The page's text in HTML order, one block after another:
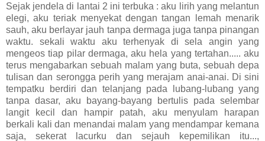
Sejak jendela di lantai 2 ini terbuka : aku lirih yang melantun
elegi, aku teriak menyekat dengan tangan lemah menarik
sauh, aku berlayar jauh tanpa dermaga juga tanpa pinangan
waktu. sekali waktu aku terhenyak di sela angin yang
mengeos tiap pilar dermaga, aku hela yang tertahan..... aku
terus mengabarkan sebuah malam yang buta, sebuah depa
tulisan dan serongga perih yang merajam anai-anai. Di sini
tempatku berdiri dan telanjang pada lubang-lubang yang
tanpa dasar, aku bayang-bayang bertulis pada selembar
langit kecil dan hampir patah, aku menyulam harapan
berkali kali dan menandai malam yang mendampar kemana
saja, sekerat lacurku dan sejauh kepemilikan itu...,